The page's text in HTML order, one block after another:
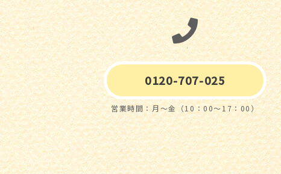
0120-707-025
営業時間：月～金（10：00～17：00）